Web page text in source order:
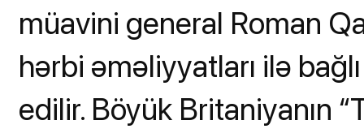
müavini general Roman
hərbi əməliyyatları ilə
edilir. Böyük Britaniyanın